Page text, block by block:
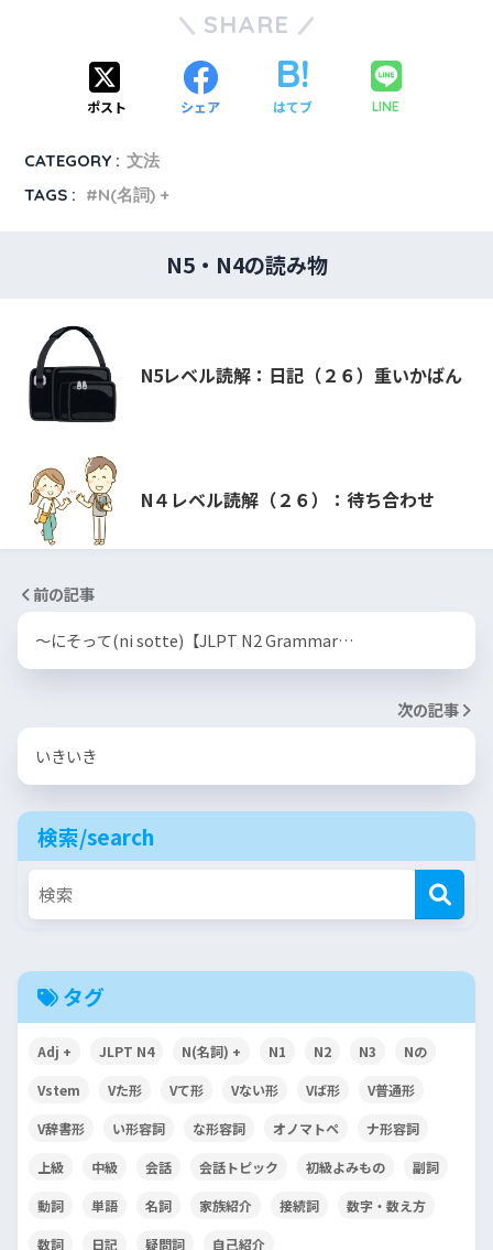
SHARE
ポスト シェア はてブ LINE
CATEGORY : 文法
TAGS :
N(名詞) +
N5・N4の読み物
N5レベル読解：日記（２６）重いかばん
N４レベル読解（２６）：待ち合わせ
前の記事
～にそって(ni sotte)【JLPT N2 Grammar…
次の記事
いきいき
検索/search
タグ
Adj + JLPT N4 N(名詞) + N1 N2 N3 Nの
Vstem Vた形 Vて形 Vない形 Vば形 V普通形
V辞書形 い形容詞 な形容詞 オノマトペ ナ形容詞
上級 中級 会話 会話トピック 初級よみもの 副詞
動詞 単語 名詞 家族紹介 接続詞 数字・数え方
数詞 日記 疑問詞 自己紹介